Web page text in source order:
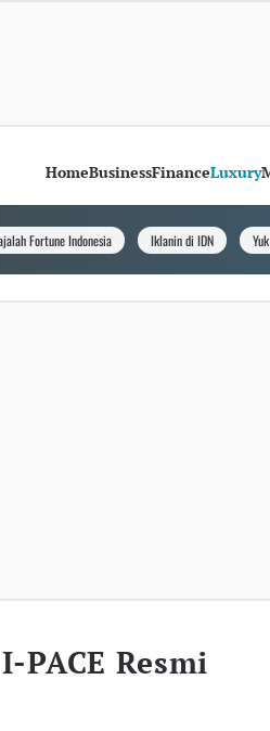
HomeBusinessFinanceLuxury
Fortune Indonesia Iklanin di IDN
Resmi